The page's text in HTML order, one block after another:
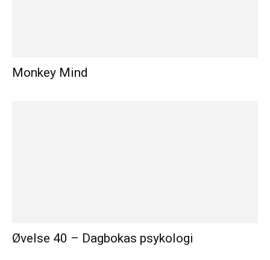
Monkey Mind
Øvelse 40 – Dagbokas psykologi